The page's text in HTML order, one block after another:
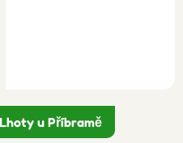
u Příbramě